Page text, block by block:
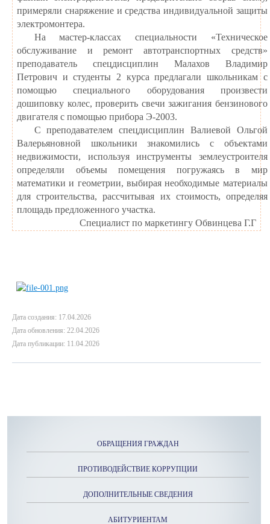
примеряли снаряжение и средства индивидуальной защиты
электромонтера.
На мастер-классах специальности «Техническое
обслуживание и ремонт автотранспортных средств»
преподаватель спецдисциплин Малахов Владимир
Петрович и студенты 2 курса предлагали школьникам с
помощью специального оборудования произвести
дошиповку колес, проверить свечи зажигания бензинового
двигателя с помощью прибора Э-2003.
С преподавателем спецдисциплин Валиевой Ольгой
Валерьяновной школьники знакомились с объектами
недвижимости, используя инструменты землеустроителя
определяли объемы помещения погружаясь в мир
математики и геометрии, выбирая необходимые материалы
для строительства, рассчитывая их стоимость, определяя
площадь предложенного участка.
Специалист по маркетингу Обвинцева Г.Г
Дата создания: 17.04.2026
Дата обновления: 22.04.2026
Дата публикации: 11.04.2026
ОБРАЩЕНИЯ ГРАЖДАН
ПРОТИВОДЕЙСТВИЕ КОРРУПЦИИ
ДОПОЛНИТЕЛЬНЫЕ СВЕДЕНИЯ
АБИТУРИЕНТАМ